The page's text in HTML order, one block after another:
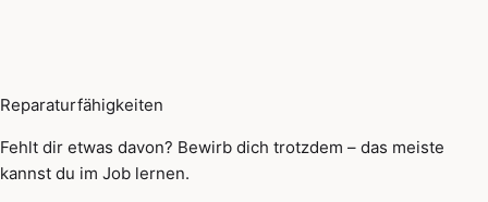
Reparaturfähigkeiten
Fehlt dir etwas davon? Bewirb dich trotzdem – das meiste
kannst du im Job lernen.